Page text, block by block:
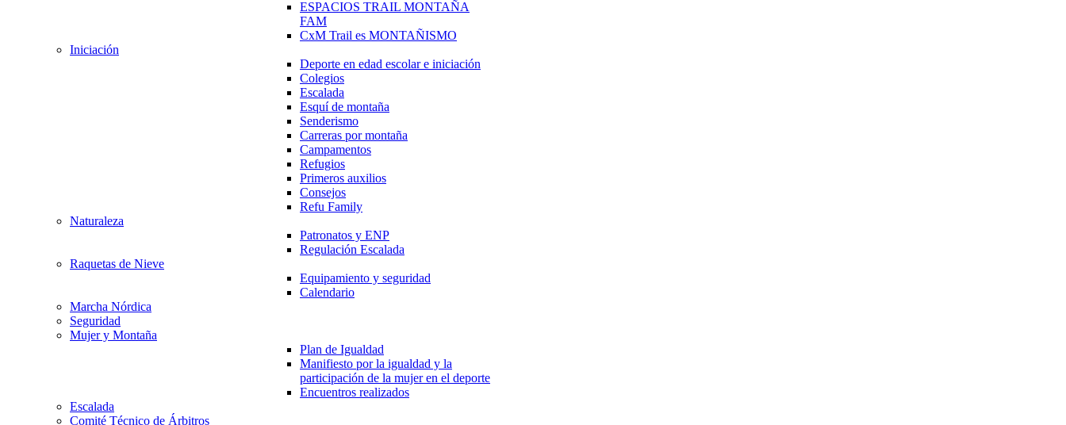
ESPACIOS TRAIL MONTAÑA
FAM
CxM Trail es MONTAÑISMO
Iniciación
Deporte en edad escolar e iniciación
Colegios
Escalada
Esquí de montaña
Senderismo
Carreras por montaña
Campamentos
Refugios
Primeros auxilios
Consejos
Refu Family
Naturaleza
Patronatos y ENP
Regulación Escalada
Raquetas de Nieve
Equipamiento y seguridad
Calendario
Marcha Nórdica
Seguridad
Mujer y Montaña
Plan de Igualdad
Manifiesto por la igualdad y la
participación de la mujer en el deporte
Encuentros realizados
Escalada
Comité Técnico de Árbitros